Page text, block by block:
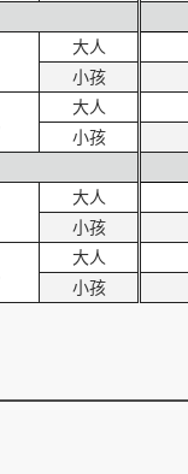
大人
小孩
大人
小孩
大人
小孩
大人
小孩